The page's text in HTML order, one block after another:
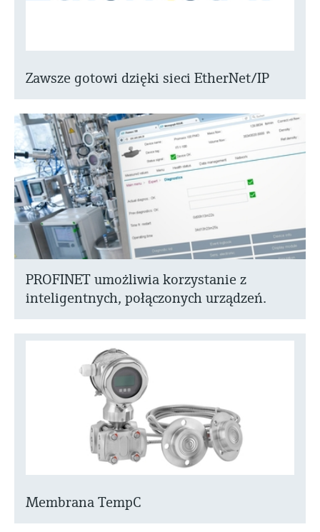
Zawsze gotowi dzięki sieci EtherNet/IP
PROFINET umożliwia korzystanie z
inteligentnych, połączonych urządzeń.
Membrana TempC